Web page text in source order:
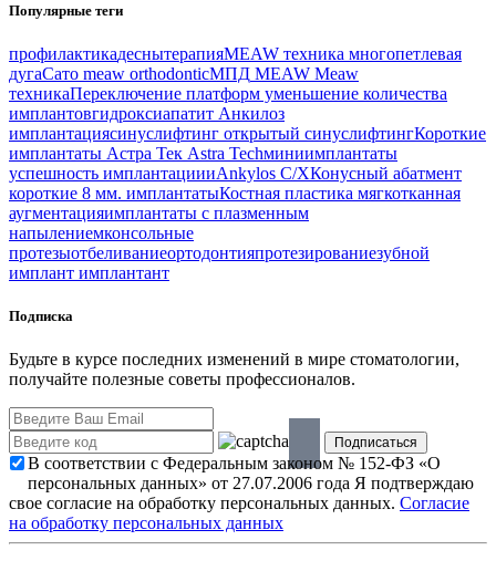
Популярные теги
профилактикадеснытерапияMEAW техника многопетлевая
дугаСато meaw orthodonticМПД MEAW Meaw
техникаПереключение платформ уменьшение количества
имплантовгидроксиапатит Анкилоз
имплантациясинуслифтинг открытый синуслифтингКороткие
имплантаты Астра Тек Astra Techминиимплантаты
успешность имплантациииAnkylos C/XКонусный абатмент
короткие 8 мм. имплантатыКостная пластика мягкотканная
аугментацияимплантаты с плазменным
напылениемконсольные
протезыотбеливаниеортодонтияпротезированиезубной
имплант имплантант
Подписка
Будьте в курсе последних изменений в мире стоматологии,
получайте полезные советы профессионалов.
В соответствии с Федеральным законом № 152-ФЗ «О
персональных данных» от 27.07.2006 года Я подтверждаю
свое согласие на обработку персональных данных. Согласие
на обработку персональных данных